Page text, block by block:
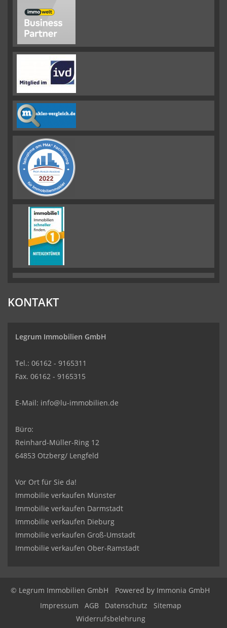
KONTAKT
Legrum Immobilien GmbH
Tel.: 06162 - 9165311
Fax. 06162 - 9165315
E-Mail: info@lu-immobilien.de
Büro:
Reinhard-Müller-Ring 12
64853 Otzberg/ Lengfeld
Vor Ort für Sie da!
Immobilie verkaufen Münster
Immobilie verkaufen Darmstadt
Immobilie verkaufen Dieburg
Immobilie verkaufen Groß-Umstadt
Immobilie verkaufen Ober-Ramstadt
© Legrum Immobilien GmbH Powered by Immonia GmbH
Impressum
AGB Datenschutz
Sitemap
Widerrufsbelehrung